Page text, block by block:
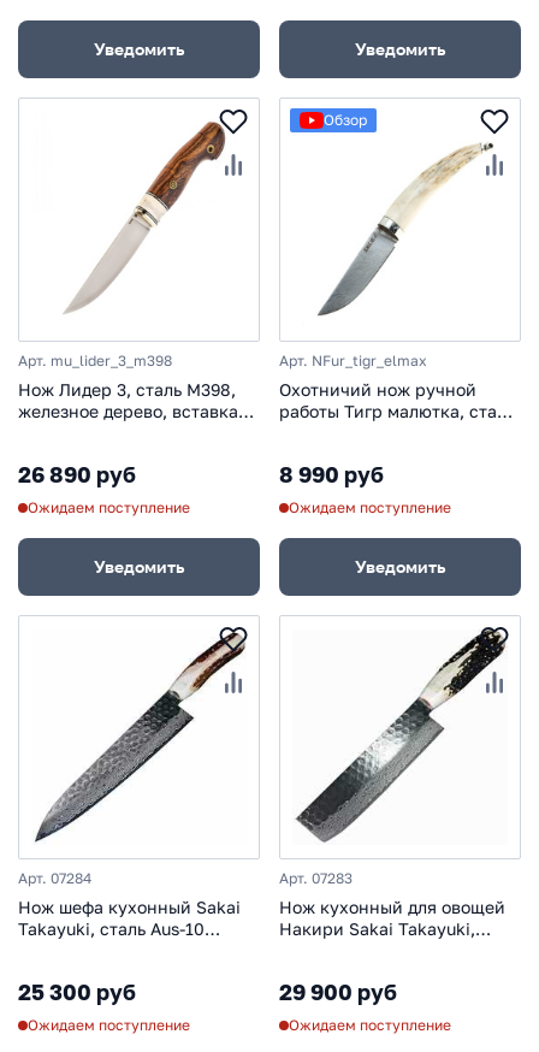
Уведомить Уведомить
Арт. mu_lider_3_m398
Нож Лидер 3, сталь M398,
железное дерево, вставка
26 890 руб
Ожидаем поступление
Уведомить
Обзор
Арт. NFur_tigr_elmax
Охотничий нож ручной
работы Тигр малютка, сталь
8 990 руб
Ожидаем поступление
Уведомить
Арт. 07284
Нож шефа кухонный Sakai
Takayuki, сталь Aus-10
25 300 руб
Ожидаем поступление
Арт. 07283
Нож кухонный для овощей
Накири Sakai Takayuki,
олений рог
29 900 руб
Ожидаем поступление